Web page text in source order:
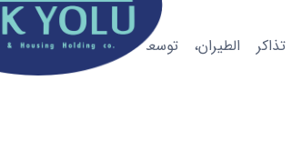
الطيران، توسعت